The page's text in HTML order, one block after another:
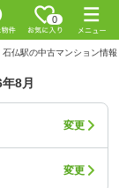
0
石仏駅の中古マンション情報
8月
変更
変更